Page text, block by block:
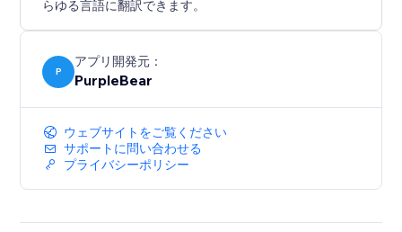
らゆる言語に翻訳できます。
P
アプリ開発元：
PurpleBear
ウェブサイトをご覧ください
サポートに問い合わせる
プライバシーポリシー